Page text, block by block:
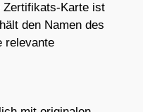
Zertifikats-Karte ist
den Namen des
relevante